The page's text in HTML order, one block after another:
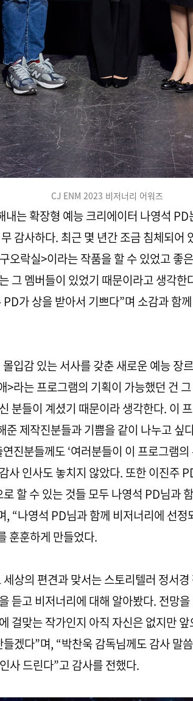
CJ ENM 2023 비저너리 어워즈
는 확장형 예능 크리에이터 나영석 PD
감사하다. 최근 몇 년간 조금 침체되어
오락실>이라는 작품을 할 수 있었고 좋
그 멤버들이 있었기 때문이라고 생각한
가 상을 받아서 기쁘다”며 소감과 함
입감 있는 서사를 갖춘 새로운 예능 장
>라는 프로그램의 기획이 가능했던 건
분들이 계셨기 때문이라 생각한다. 이
준 제작진분들과 기쁨을 같이 나누고 싶
진분들께도 ‘여러분들이 이 프로그램
사 인사도 놓치지 않았다. 또한 이진주
할 수 있는 것들 모두 나영석 PD님과
, “나영석 PD님과 함께 비저너리에 선정
훈훈하게 만들었다.
상의 편견과 맞서는 스토리텔러 정서
듣고 비저너리에 대해 알아봤다. 전망
걸맞는 작가인지 아직 자신은 없지만
겠다”며, “박찬욱 감독님께도 감사 말
사 드린다”고 감사를 전했다.